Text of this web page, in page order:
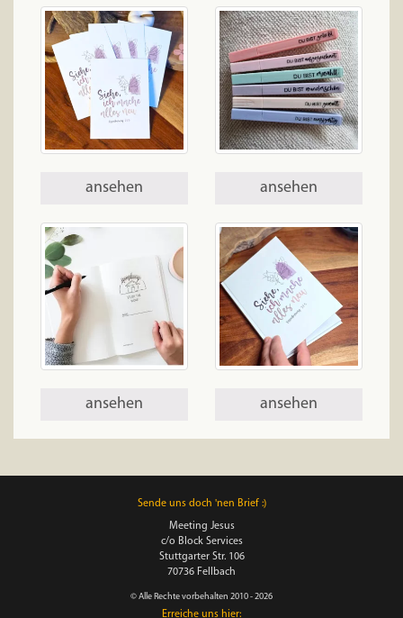
ansehen ansehen
ansehen ansehen
Sende uns doch 'nen Brief :)
Meeting Jesus
c/o Block Services
Stuttgarter Str. 106
70736 Fellbach
© Alle Rechte vorbehalten 2010 - 2026
Erreiche uns hier: